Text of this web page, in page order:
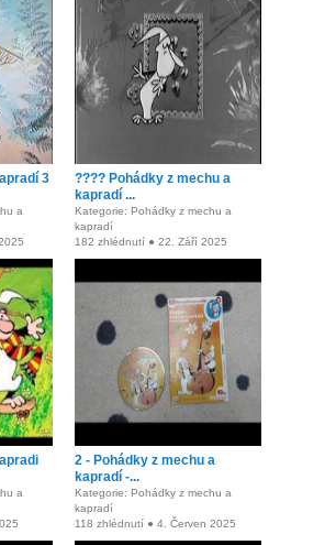
3
a
???? Pohádky z mechu a
kapradí ...
Kategorie: Pohádky z mechu a
kapradí
182 zhlédnutí ● 22. Září 2025
a
2 - Pohádky z mechu a
kapradí -...
Kategorie: Pohádky z mechu a
kapradí
118 zhlédnutí ● 4. Červen 2025